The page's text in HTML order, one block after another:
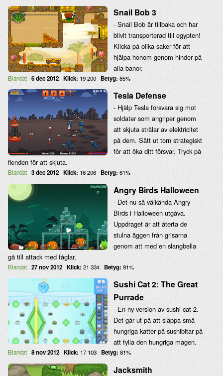
Snail Bob 3
- Snail Bob är tillbaka och har
blivit transporterad till egypten!
Klicka på olika saker för att
hjälpa honom genom hinder på
alla banor.
Blandat 6 dec 2012 Klick: 19 200 Betyg: 85%
Tesla Defense
- Hjälp Tesla försvara sig mot
soldater som angriper genom
att skjuta strålar av elektricitet
på dem. Sätt ut torn strategiskt
för att öka ditt försvar. Tryck på
fienden för att skjuta.
Blandat 3 dec 2012 Klick: 16 206 Betyg: 61%
Angry Birds Halloween
- Det nu så välkända Angry
Birds i Halloween utgåva.
Uppdraget är att återta de
stulna äggen från grisarna
genom att med en slangbella
gå till attack med fåglar,
Blandat 27 nov 2012 Klick: 21 334 Betyg: 91%
Sushi Cat 2: The Great
Purrade
- En ny version av sushi cat 2.
Det går ut på att släppa små
hungriga katter på sushibitar på
att fylla den hungriga magen.
Blandat 8 nov 2012 Klick: 17 103 Betyg: 81%
Jacksmith